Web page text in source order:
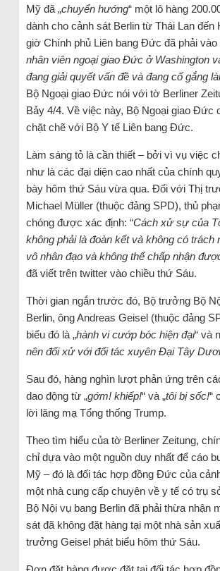
Mỹ đã „chuyển hướng“ một lô hàng
dành cho cảnh sát Berlin từ Thái Lan đến
giờ Chính phủ Liên bang Đức đã phải vào
nhân viên ngoại giao Đức ở Washington
đang giải quyết vấn đề và đang cố gắng
Bộ Ngoại giao Đức nói với tờ Berliner
Bảy 4/4. Về việc này, Bộ Ngoại giao Đức
chặt chẽ với Bộ Y tế Liên bang Đức.
Làm sáng tỏ là cần thiết – bởi vì vụ việc
như là các đại diện cao nhất của chính
bày hôm thứ Sáu vừa qua. Đối với Thị
Michael Müller (thuộc đảng SPD), thủ
chóng được xác định: “Cách xử sự của
không phải là đoàn kết và không có trách
vô nhân đạo và không thể chấp nhận
đã viết trên twitter vào chiều thứ Sáu.
Thời gian ngắn trước đó, Bộ trưởng Bộ
Berlin, ông Andreas Geisel (thuộc đảng
biểu đó là „hành vi cướp bóc hiện đại“ và
nên đối xử với đối tác xuyên Đại Tây
Sau đó, hàng nghìn lượt phản ứng trên
dao động từ „gớm! khiếp!“ và „tôi bị sốc!“
lời lăng mạ Tổng thống Trump.
Theo tìm hiểu của tờ Berliner Zeitung,
chỉ dựa vào một nguồn duy nhất để cáo
Mỹ – đó là đối tác hợp đồng Đức của
một nhà cung cấp chuyên về y tế có trụ
Bộ Nội vụ bang Berlin đã phải thừa nhận
sát đã không đặt hàng tại một nhà sản
trưởng Geisel phát biểu hôm thứ Sáu.